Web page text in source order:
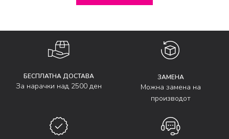
БЕСПЛАТНА ДОСТАВА
За нарачки над 2500 ден
ЗАМЕНА
Можна замена на
производот